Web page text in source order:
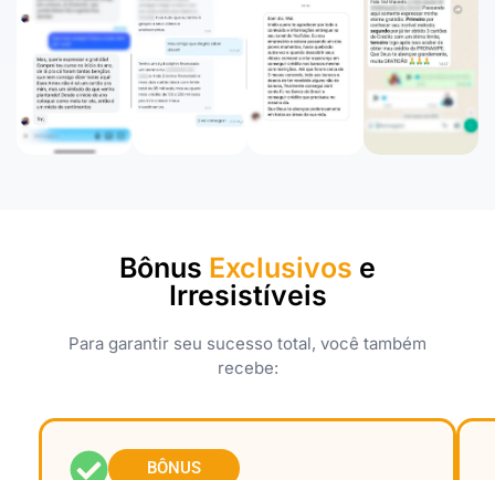
Bônus Exclusivos e
Irresistíveis
Para garantir seu sucesso total, você também
recebe:
BÔNUS